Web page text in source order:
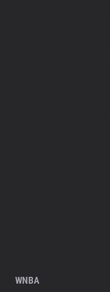
WNBA